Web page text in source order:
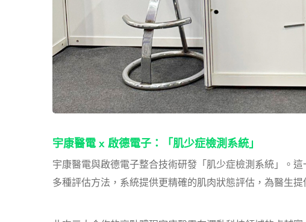
宇康醫電 x 啟德電子：「肌少症檢測系統」
宇康醫電與啟德電子整合技術研發「肌少症檢測系統」。
多種評估方法，系統提供更精確的肌肉狀態評估，為醫生